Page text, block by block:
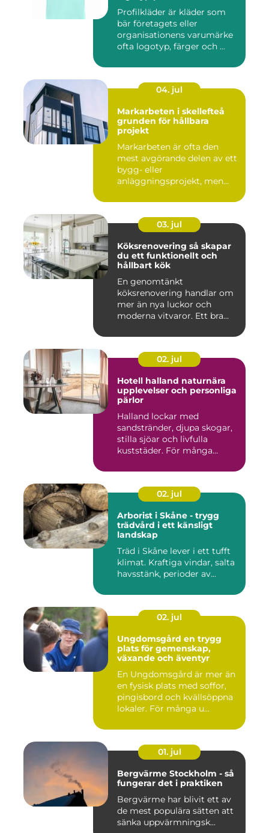
Profilkläder är kläder som
bär företagets eller
organisationens varumärke
ofta logotyp, färger och ...
04. jul
Markarbeten i skellefteå
grunden för hållbara
projekt
Markarbeten är ofta den
mest avgörande delen av ett
bygg- eller
anläggningsprojekt, men
03. jul
Köksrenovering så skapar
du ett funktionellt och
hållbart kök
En genomtänkt
köksrenovering handlar om
mer än nya luckor och
moderna vitvaror. Ett bra
02. jul
Hotell halland naturnära
upplevelser och personliga
pärlor
Halland lockar med
sandstränder, djupa skogar,
stilla sjöar och livfulla
kuststäder. För många
02. jul
Arborist i Skåne - trygg
trädvård i ett känsligt
landskap
Träd i Skåne lever i ett tufft
klimat. Kraftiga vindar, salta
havsstänk, perioder av...
02. jul
Ungdomsgård en trygg
plats för gemenskap,
växande och äventyr
En Ungdomsgård är mer än
en fysisk plats med soffor,
pingisbord och kvällsöppna
lokaler. För många u...
01. jul
Bergvärme Stockholm - så
fungerar det i praktiken
Bergvärme har blivit ett av
de mest populära sätten att
sänka uppvärmningsk...